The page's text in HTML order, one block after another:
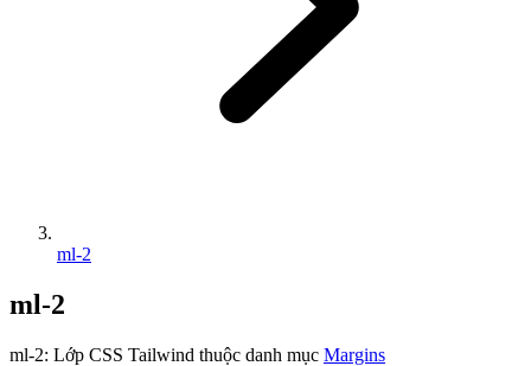
ml-2
ml-2
ml-2: Lớp CSS Tailwind thuộc danh mục Margins